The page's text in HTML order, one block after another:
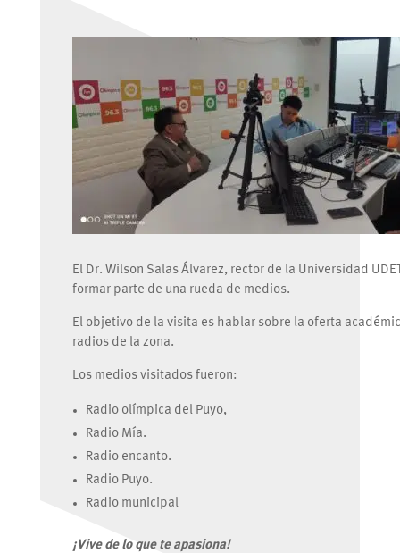
El Dr. Wilson Salas Álvarez, rector de la Universidad
formar parte de una rueda de medios.
El objetivo de la visita es hablar sobre la oferta
radios de la zona.
Los medios visitados fueron:
Radio olímpica del Puyo,
Radio Mía.
Radio encanto.
Radio Puyo.
Radio municipal
¡Vive de lo que te apasiona!